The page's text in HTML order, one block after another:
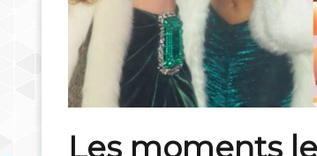
Les moments